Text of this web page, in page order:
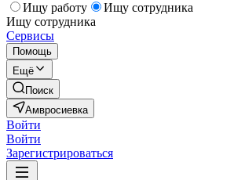
Ищу работу
Ищу сотрудника
Ищу сотрудника
Сервисы
Помощь
Ещё
Поиск
Амвросиевка
Войти
Войти
Зарегистрироваться